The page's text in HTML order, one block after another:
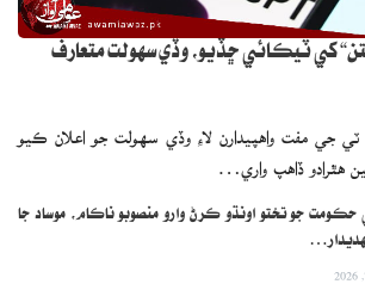
کي ٽيڪائي ڇڏيو، وڏي سهولت متعارف
جي مفت واهپيدارن لاءِ وڏي سهولت جو اعلان ڪيو
هٿرادو ڏاهپ واري…
حڪومت جو تختو اونڌو ڪرڻ وارو منصوبو ناڪام، موساد جا